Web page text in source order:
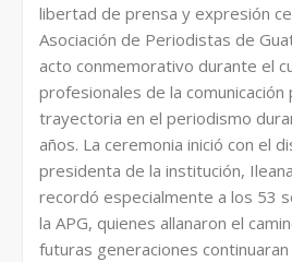
libertad de prensa y expresión
Asociación de Periodistas de
acto conmemorativo durante el
profesionales de la comunicación
trayectoria en el periodismo
años. La ceremonia inició con el
presidenta de la institución,
recordó especialmente a los 53
la APG, quienes allanaron el
futuras generaciones